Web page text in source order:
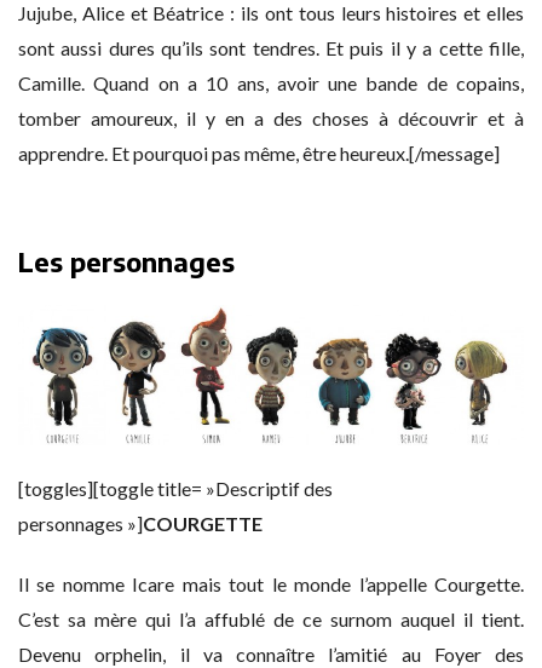
Jujube, Alice et Béatrice : ils ont tous leurs histoires et elles
sont aussi dures qu’ils sont tendres. Et puis il y a cette fille,
Camille. Quand on a 10 ans, avoir une bande de copains,
tomber amoureux, il y en a des choses à découvrir et à
apprendre. Et pourquoi pas même, être heureux.[/message]
Les personnages
[toggles][toggle title= »Descriptif des
personnages »]COURGETTE
Il se nomme Icare mais tout le monde l’appelle Courgette.
C’est sa mère qui l’a affublé de ce surnom auquel il tient.
Devenu orphelin, il va connaître l’amitié au Foyer des